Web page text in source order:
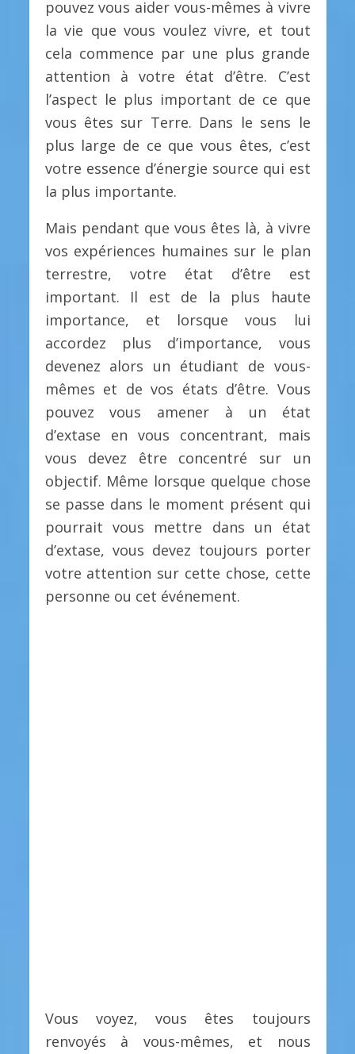
pouvez vous aider vous-mêmes à vivre
la vie que vous voulez vivre, et tout
cela commence par une plus grande
attention à votre état d’être. C’est
l’aspect le plus important de ce que
vous êtes sur Terre. Dans le sens le
plus large de ce que vous êtes, c’est
votre essence d’énergie source qui est
la plus importante.
Mais pendant que vous êtes là, à vivre
vos expériences humaines sur le plan
terrestre, votre état d’être est
important. Il est de la plus haute
importance, et lorsque vous lui
accordez plus d’importance, vous
devenez alors un étudiant de vous-
mêmes et de vos états d’être. Vous
pouvez vous amener à un état
d’extase en vous concentrant, mais
vous devez être concentré sur un
objectif. Même lorsque quelque chose
se passe dans le moment présent qui
pourrait vous mettre dans un état
d’extase, vous devez toujours porter
votre attention sur cette chose, cette
personne ou cet événement.
Vous voyez, vous êtes toujours
renvoyés à vous-mêmes, et nous